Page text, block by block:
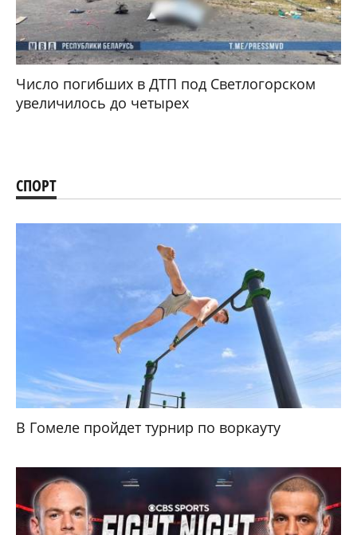
Число погибших в ДТП под Светлогорском
увеличилось до четырех
СПОРТ
В Гомеле пройдет турнир по воркауту